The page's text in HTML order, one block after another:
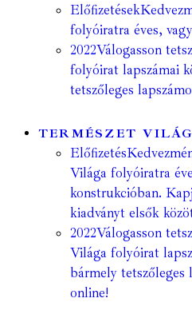
Előfizetések
folyóiratra éves,
2022Válogasson
folyóirat lapszámai
tetszőleges
TERMÉSZET
Előfizetés
Világa folyóiratra
konstrukcióban.
kiadványt elsők
2022Válogasson
Világa folyóirat
bármely tetszőleges
online!